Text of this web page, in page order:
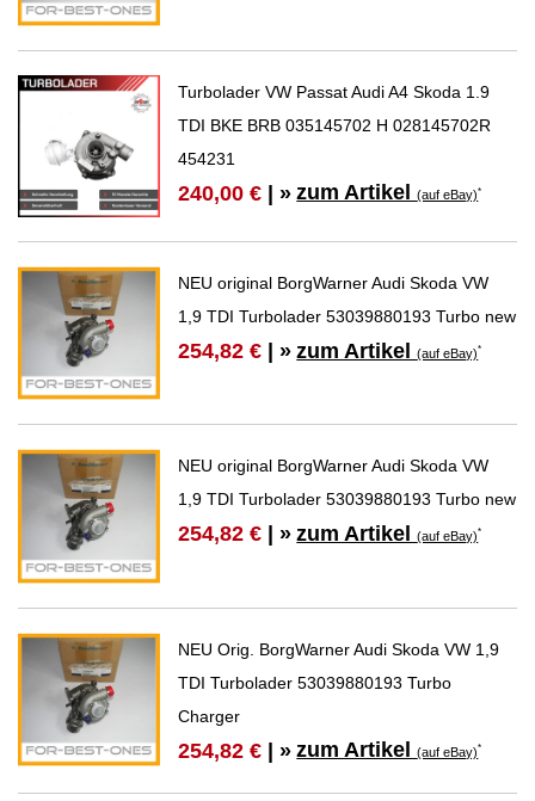
Turbolader VW Passat Audi A4 Skoda 1.9
TDI BKE BRB 035145702 H 028145702R
454231
240,00 € | » zum Artikel(auf eBay)*
NEU original BorgWarner Audi Skoda VW
1,9 TDI Turbolader 53039880193 Turbo new
254,82 € | » zum Artikel(auf eBay)*
NEU original BorgWarner Audi Skoda VW
1,9 TDI Turbolader 53039880193 Turbo new
254,82 € | » zum Artikel(auf eBay)*
NEU Orig. BorgWarner Audi Skoda VW 1,9
TDI Turbolader 53039880193 Turbo
Charger
254,82 € | » zum Artikel(auf eBay)*